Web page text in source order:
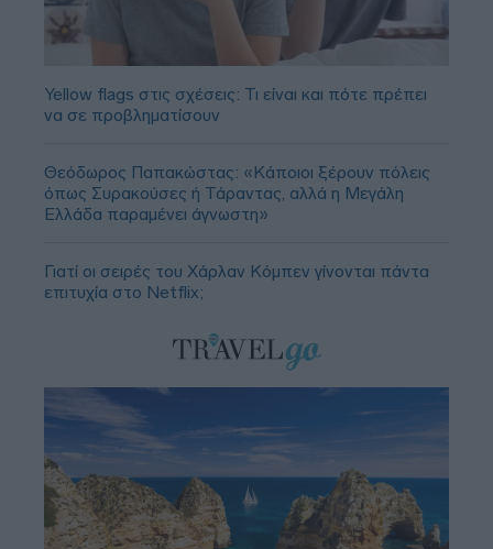
Yellow flags στις σχέσεις: Τι είναι και πότε πρέπει
να σε προβληματίσουν
Θεόδωρος Παπακώστας: «Κάποιοι ξέρουν πόλεις
όπως Συρακούσες ή Τάραντας, αλλά η Μεγάλη
Ελλάδα παραμένει άγνωστη»
Γιατί οι σειρές του Χάρλαν Κόμπεν γίνονται πάντα
επιτυχία στο Netflix;